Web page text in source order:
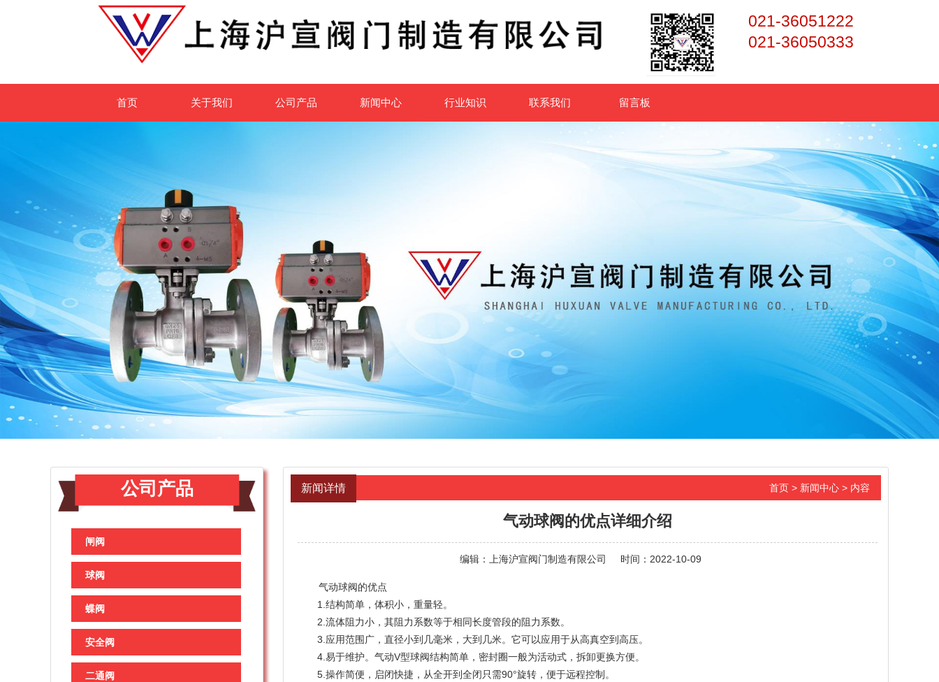
021-36051222
021-36050333
首页 关于我们 公司产品 新闻中心 行业知识 联系我们 留言板
公司产品
闸阀
球阀
蝶阀
安全阀
二通阀
新闻详情 首页 > 新闻中心 > 内容
气动球阀的优点详细介绍
编辑： 上海沪宣阀门制造有限公司 时间：2022-10-09
气动球阀的优点
1.结构简单，体积小，重量轻。
2.流体阻力小，其阻力系数等于相同长度管段的阻力系数。
3.应用范围广，直径小到几毫米，大到几米。它可以应用于从高真空到高压。
4.易于维护。气动V型球阀结构简单，密封圈一般为活动式，拆卸更换方便。
5.操作简便，启闭快捷，从全开到全闭只需90°旋转，便于远程控制。